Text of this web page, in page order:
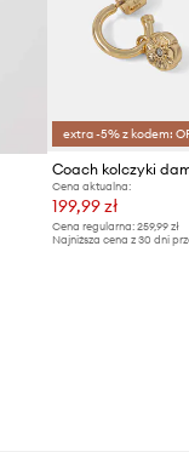
extra -5% z kodem:
Coach kolczyki
Cena aktualna:
199,99 zł
Cena regularna: 259,99 zł
Najniższa cena z 30 dni